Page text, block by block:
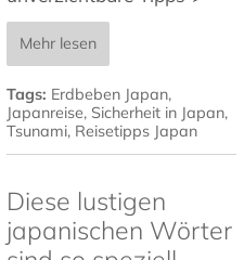
Mehr lesen
Tags: Erdbeben Japan,
Japanreise, Sicherheit in Japan,
Tsunami, Reisetipps Japan
Diese lustigen
japanischen Wörter